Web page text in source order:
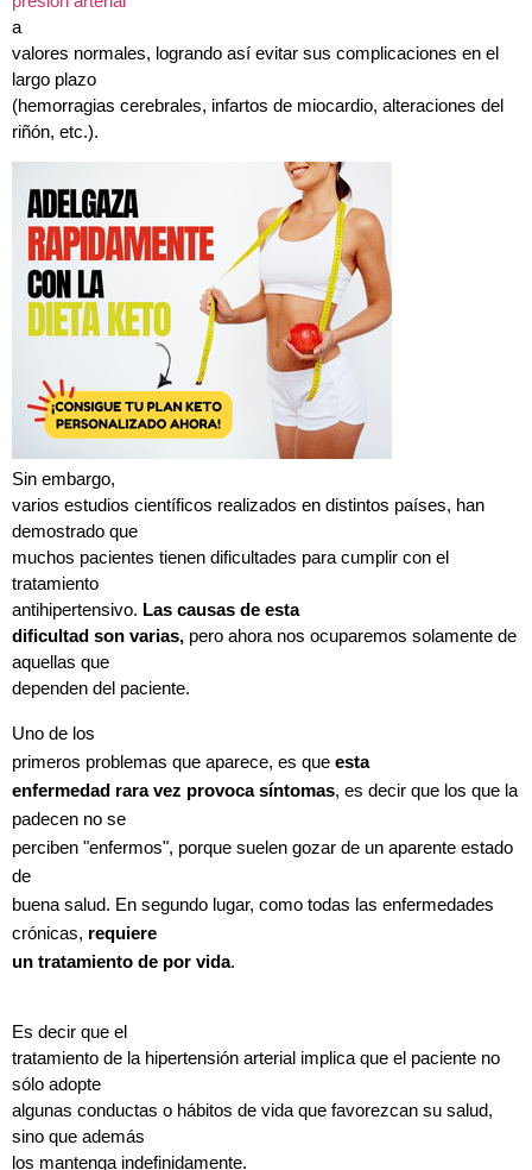
a
valores normales, logrando así evitar sus complicaciones en el
largo plazo
(hemorragias cerebrales, infartos de miocardio, alteraciones del
riñón, etc.).
Sin embargo,
varios estudios científicos realizados en distintos países, han
demostrado que
muchos pacientes tienen dificultades para cumplir con el
tratamiento
antihipertensivo. Las causas de esta
dificultad son varias, pero ahora nos ocuparemos solamente de
aquellas que
dependen del paciente.
Uno de los
primeros problemas que aparece, es que esta
enfermedad rara vez provoca síntomas, es decir que los que la
padecen no se
perciben "enfermos", porque suelen gozar de un aparente estado
de
buena salud. En segundo lugar, como todas las enfermedades
crónicas, requiere
un tratamiento de por vida.
Es decir que el
tratamiento de la hipertensión arterial implica que el paciente no
sólo adopte
algunas conductas o hábitos de vida que favorezcan su salud,
sino que además
los mantenga indefinidamente.